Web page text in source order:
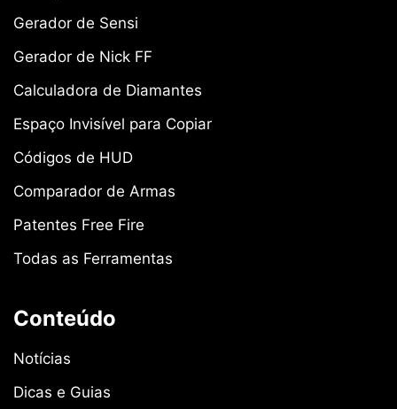
Gerador de Sensi
Gerador de Nick FF
Calculadora de Diamantes
Espaço Invisível para Copiar
Códigos de HUD
Comparador de Armas
Patentes Free Fire
Todas as Ferramentas
Conteúdo
Notícias
Dicas e Guias